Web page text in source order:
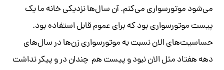
می‌شود موتورسواری می‌کنم. آن سال‌ها نزدیکی خانه ما یک
پیست موتورسواری بود که برای عموم قابل استفاده بود.
حساسیت‌های الان نسبت به موتورسواری زن‌ها در سال‌های
دهه هفتاد مثل الان نبود و پیست هم چندان در و پیکر نداشت